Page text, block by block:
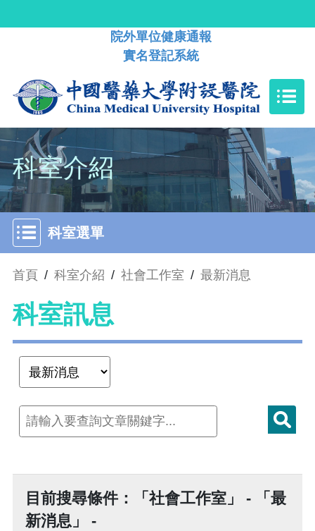
院外單位健康通報
實名登記系統
科室介紹
科室選單
首頁 / 科室介紹 / 社會工作室 / 最新消息
科室訊息
目前搜尋條件：「社會工作室」 - 「最
新消息」 -